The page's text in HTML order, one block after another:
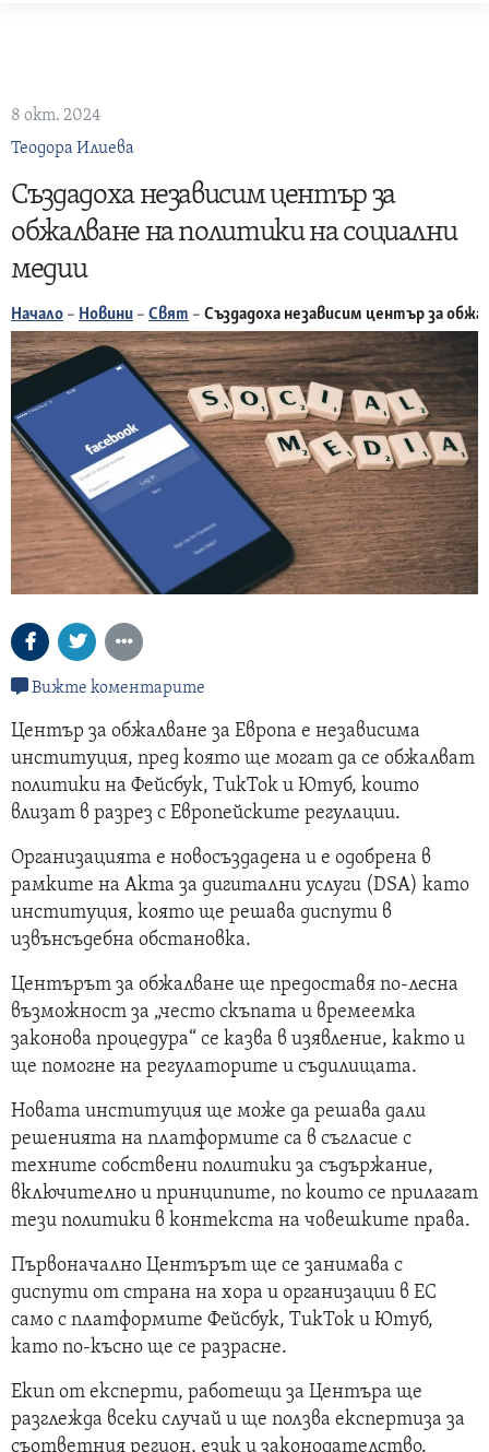
8 окт. 2024
Теодора Илиева
Създадоха независим център за
обжалване на политики на социални
медии
Начало – Новини – Свят – Създадоха независим център за
Вижте коментарите
Център за обжалване за Европа е независима
институция, пред която ще могат да се обжалват
политики на Фейсбук, ТикТок и Ютуб, които
влизат в разрез с Европейските регулации.
Организацията е новосъздадена и е одобрена в
рамките на Акта за дигитални услуги (DSA) като
институция, която ще решава диспути в
извънсъдебна обстановка.
Центърът за обжалване ще предоставя по-лесна
възможност за „често скъпата и времеемка
законова процедура“ се казва в изявление, както и
ще помогне на регулаторите и съдилищата.
Новата институция ще може да решава дали
решенията на платформите са в съгласие с
техните собствени политики за съдържание,
включително и принципите, по които се прилагат
тези политики в контекста на човешките права.
Първоначално Центърът ще се занимава с
диспути от страна на хора и организации в ЕС
само с платформите Фейсбук, ТикТок и Ютуб,
като по-късно ще се разрасне.
Екип от експерти, работещи за Центъра ще
разглежда всеки случай и ще ползва експертиза за
съответния регион, език и законодателство.